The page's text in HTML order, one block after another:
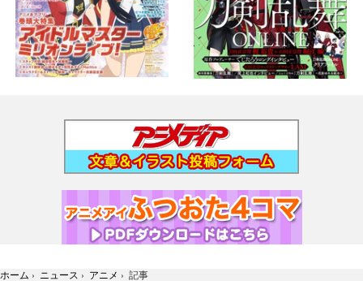
ホーム › ニュース › アニメ › 記事